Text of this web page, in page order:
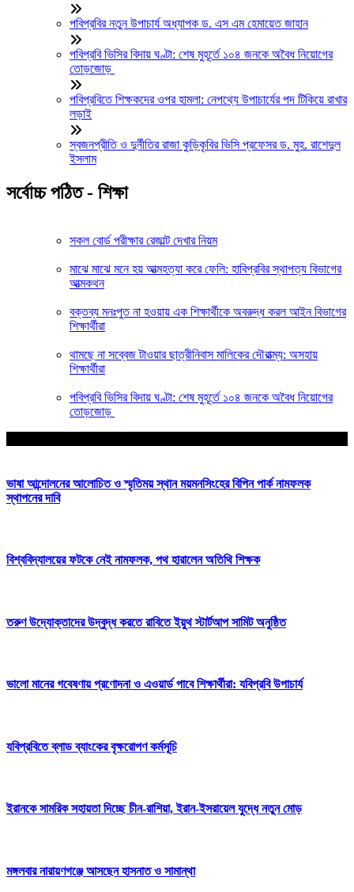
পবিপ্রবির নতুন উপাচার্য অধ্যাপক ড. এস এম হেমায়েত জাহান
পবিপ্রবি ভিসির বিদায় ঘণ্টা: শেষ মুহূর্তে ১০৪ জনকে অবৈধ নিয়োগের
তোড়জোড়
পবিপ্রবিতে শিক্ষকদের ওপর হামলা: নেপথ্যে উপাচার্যের পদ টিকিয়ে রাখার
লড়াই
স্বজনপ্রীতি ও দুর্নীতির রাজা কুড়িকৃবির ভিসি প্রফেসর ড. মুহ. রাশেদুল
ইসলাম
সর্বোচ্চ পঠিত - শিক্ষা
সকল বোর্ড পরীক্ষার রেজাল্ট দেখার নিয়ম
মাঝে মাঝে মনে হয় আত্মহত্যা করে ফেলি: হাবিপ্রবির স্থাপত্য বিভাগের
আত্মকথন
বক্তব্য মনঃপুত না হওয়ায় এক শিক্ষার্থীকে অবরুদ্ধ করল আইন বিভাগের
শিক্ষার্থীরা
থামছে না সব্বেজ টাওয়ার ছাত্রীনিবাস মালিকের দৌরাত্ম্য: অসহায়
শিক্ষার্থীরা
পবিপ্রবি ভিসির বিদায় ঘণ্টা: শেষ মুহূর্তে ১০৪ জনকে অবৈধ নিয়োগের
তোড়জোড়
ভাষা আন্দোলনের আলোচিত ও স্মৃতিময় স্থান ময়মনসিংহের বিপিন পার্ক নামফলক
স্থাপনের দাবি
বিশ্ববিদ্যালয়ের ফটকে নেই নামফলক, পথ হারালেন অতিথি শিক্ষক
তরুণ উদ্যোক্তাদের উদ্বুদ্ধ করতে রাবিতে ইয়ুথ স্টার্টআপ সামিট অনুষ্ঠিত
ভালো মানের গবেষণায় প্রণোদনা ও এওয়ার্ড পাবে শিক্ষার্থীরা: যবিপ্রবি উপাচার্য
যবিপ্রবিতে ব্লাড ব্যাংকের বৃক্ষরোপণ কর্মসূচি
ইরানকে সামরিক সহায়তা দিচ্ছে চীন-রাশিয়া, ইরান-ইসরায়েল যুদ্ধে নতুন মোড়
মঙ্গলবার নারায়ণগঞ্জে আসছেন হাসনাত ও সামান্থা